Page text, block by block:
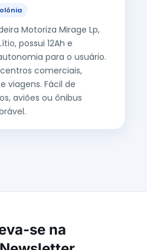
Motoriza Mirage Lp,
possui 12Ah e
para o usuário.
comerciais,
viagens. Fácil de
aviões ou ônibus
se na